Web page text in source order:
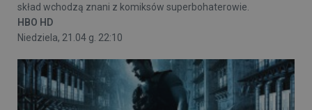
skład wchodzą znani z komiksów superbohaterowie.
HBO HD
Niedziela, 21.04 g. 22:10